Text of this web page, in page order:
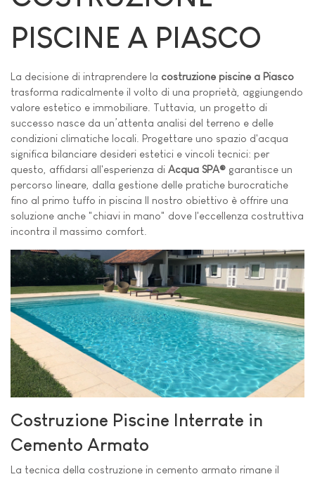
PISCINE A PIASCO
La decisione di intraprendere la costruzione piscine a Piasco
trasforma radicalmente il volto di una proprietà, aggiungendo
valore estetico e immobiliare. Tuttavia, un progetto di
successo nasce da un’attenta analisi del terreno e delle
condizioni climatiche locali. Progettare uno spazio d'acqua
significa bilanciare desideri estetici e vincoli tecnici: per
questo, affidarsi all'esperienza di Acqua SPA® garantisce un
percorso lineare, dalla gestione delle pratiche burocratiche
fino al primo tuffo in piscina Il nostro obiettivo è offrire una
soluzione anche "chiavi in mano" dove l'eccellenza costruttiva
incontra il massimo comfort.
Costruzione Piscine Interrate in
Cemento Armato
La tecnica della costruzione in cemento armato rimane il